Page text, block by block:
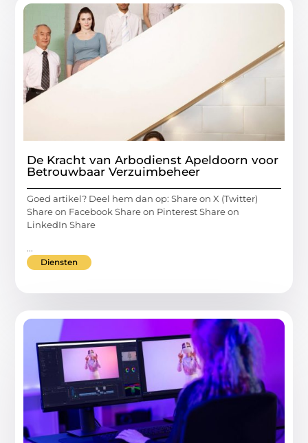
De Kracht van Arbodienst Apeldoorn voor
Betrouwbaar Verzuimbeheer
Goed artikel? Deel hem dan op: Share on X (Twitter)
Share on Facebook Share on Pinterest Share on
LinkedIn Share
...
Diensten